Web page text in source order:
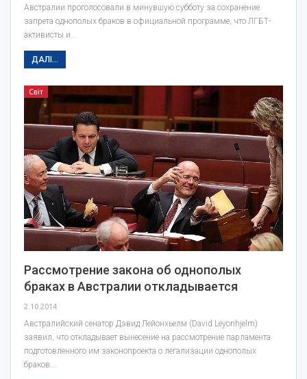
Австралии проголосовали в минувшую субботу за сохранение
запрета однополых браков в официальной программе, что ЛГБТ-
активисты и…
ДАЛІ...
Світ
Рассмотрение закона об однополых
браках в Австралии откладывается
2.10.2014
Австралийский сенатор Дэвид Лейонхьелм (David Leyonhjelm)
заявил, что откладывает вынесение на рассмотрение парламента
подготовленного им законопроекта о легализации однополых
браков.…